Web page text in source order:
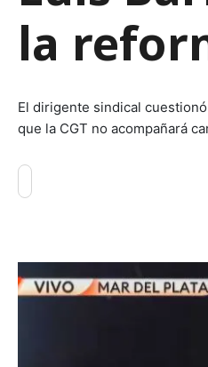
la
El dirigente sindical
que la CGT no acompañará